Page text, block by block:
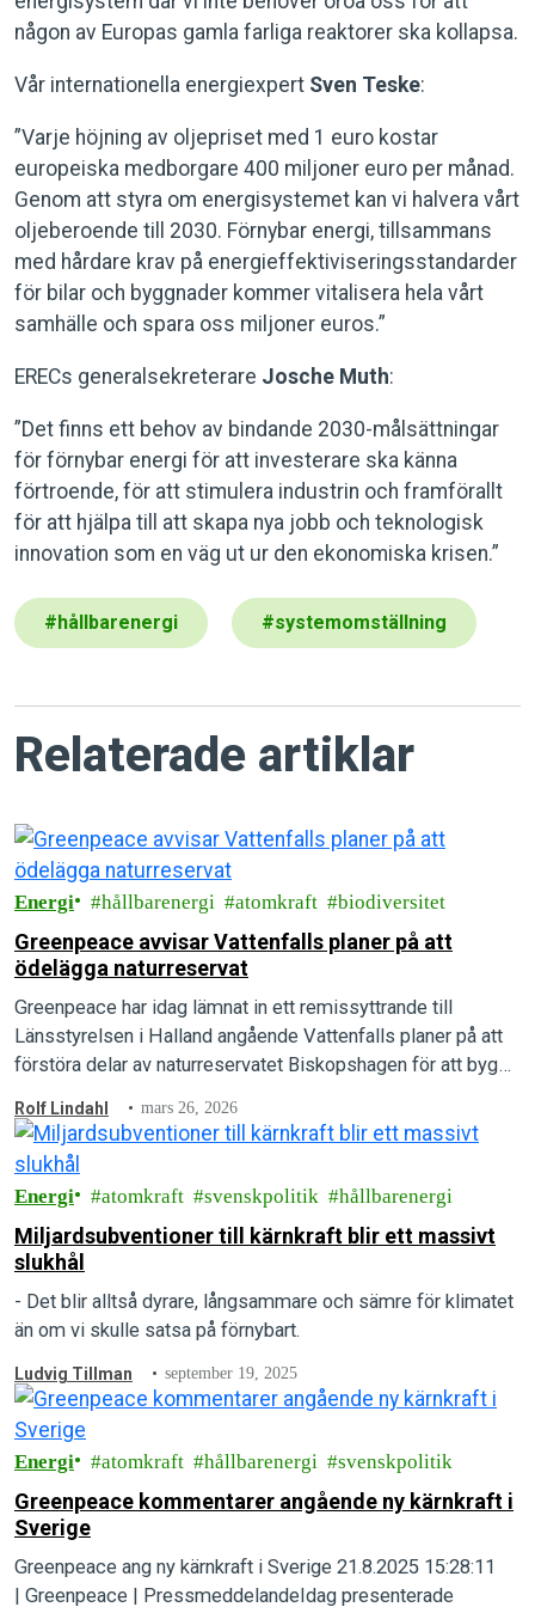
någon av Europas gamla farliga reaktorer ska kollapsa.
Vår internationella energiexpert Sven Teske:
”Varje höjning av oljepriset med 1 euro kostar
europeiska medborgare 400 miljoner euro per månad.
Genom att styra om energisystemet kan vi halvera vårt
oljeberoende till 2030. Förnybar energi, tillsammans
med hårdare krav på energieffektiviseringsstandarder
för bilar och byggnader kommer vitalisera hela vårt
samhälle och spara oss miljoner euros.”
ERECs generalsekreterare Josche Muth:
”Det finns ett behov av bindande 2030-målsättningar
för förnybar energi för att investerare ska känna
förtroende, för att stimulera industrin och framförallt
för att hjälpa till att skapa nya jobb och teknologisk
innovation som en väg ut ur den ekonomiska krisen.”
#hållbarenergi #systemomställning
Relaterade artiklar
Energi hållbarenergi atomkraft biodiversitet
Greenpeace avvisar Vattenfalls planer på att
ödelägga naturreservat
Greenpeace har idag lämnat in ett remissyttrande till
Länsstyrelsen i Halland angående Vattenfalls planer på att
förstöra delar av naturreservatet Biskopshagen för att bygga
Rolf Lindahl mars 26, 2026
Energi atomkraft svenskpolitik hållbarenergi
Miljardsubventioner till kärnkraft blir ett massivt
slukhål
- Det blir alltså dyrare, långsammare och sämre för klimatet
än om vi skulle satsa på förnybart.
Ludvig Tillman september 19, 2025
Energi atomkraft hållbarenergi svenskpolitik
Greenpeace kommentarer angående ny kärnkraft i
Sverige
Greenpeace ang ny kärnkraft i Sverige 21.8.2025 15:28:11
| Greenpeace | PressmeddelandeIdag presenterade